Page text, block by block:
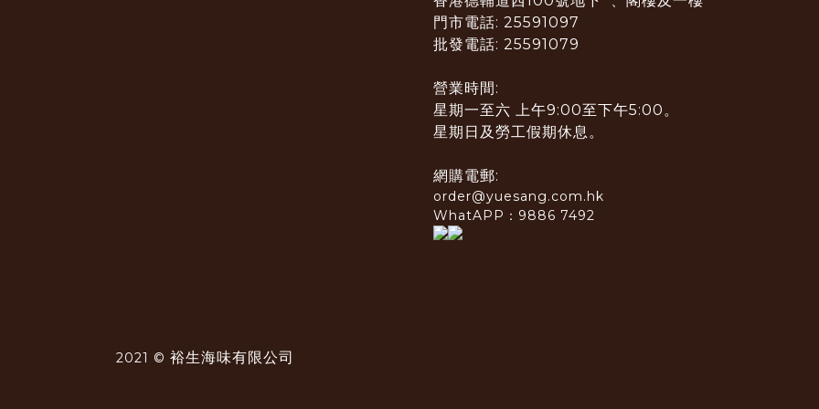
門市電話: 25591097
批發電話: 25591079
營業時間:
星期一至六 上午9:00至下午5:00。
星期日及勞工假期休息。
網購電郵:
order@yuesang.com.hk
WhatAPP：9886 7492
2021 © 裕生海味有限公司